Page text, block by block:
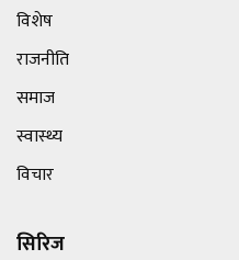
विशेष
राजनीति
समाज
स्वास्थ्य
विचार
सिरिज